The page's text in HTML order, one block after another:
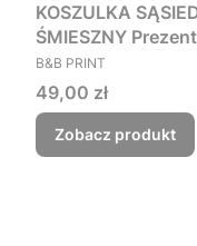
KOSZULKA
ŚMIESZNY
Czego myśmy nie
PRODUCENT
B&B PRINT
Cena
49,00 zł
Zobacz produkt